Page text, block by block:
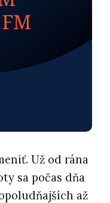
Už od rána
sa počas dňa
až